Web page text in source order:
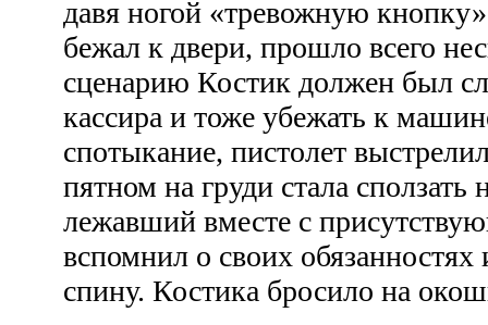
давя ногой «тревожную
бежал к двери, прошло всего
сценарию Костик должен был
кассира и тоже убежать к
спотыкание, пистолет
пятном на груди стала
лежавший вместе с
вспомнил о своих
спину. Костика бросило на